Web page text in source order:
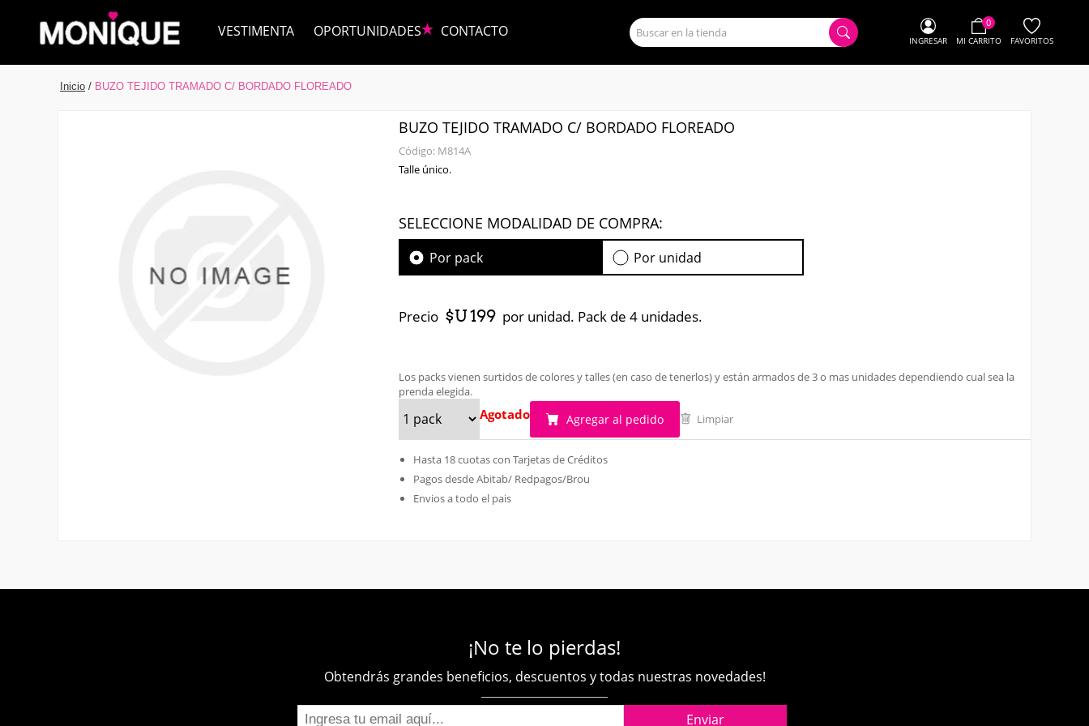
0
MI CARRITO FAVORITOS
INGRESAR
VESTIMENTA OPORTUNIDADES CONTACTO
Inicio / BUZO TEJIDO TRAMADO C/ BORDADO FLOREADO
BUZO TEJIDO TRAMADO C/ BORDADO FLOREADO
Código: M814A
Talle único.
SELECCIONE MODALIDAD DE COMPRA:
Por pack Por unidad
Precio $U 199 por unidad. Pack de 4 unidades.
Los packs vienen surtidos de colores y talles (en caso de tenerlos) y están armados de 3 o mas unidades dependiendo cual sea la
prenda elegida.
Agotado Agregar al pedido Limpiar
Hasta 18 cuotas con Tarjetas de Créditos
Pagos desde Abitab/ Redpagos/Brou
Envios a todo el pais
¡No te lo pierdas!
Obtendrás grandes beneficios, descuentos y todas nuestras novedades!